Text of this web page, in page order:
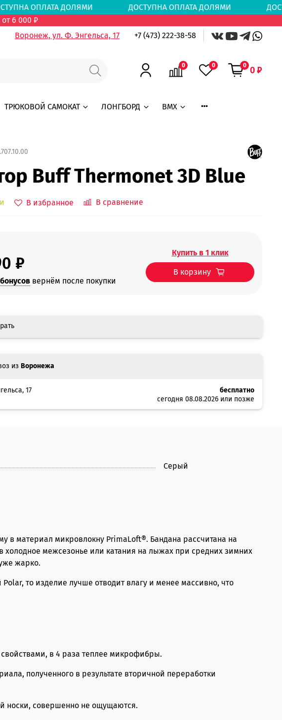
ОПЛАТА ДОЛЯМИ ДОСТУПНА ОПЛАТА ДОЛЯМИ
6 000 ₽
Воронеж, ул. Ф. Энгельса, 17 +7 (473) 222-38-58
0 0 0 0 ₽
ТРЮКОВОЙ САМОКАТ ЛОНГБОРД BMX
Buff Thermonet 3D Blue
В избранное В сравнение
₽
вернём после покупки
Купить в 1 клик
В корзину
из Воронежа
17
бесплатно
сегодня 08.08.2026 или позже
Серый
в материал микровлокну PrimaLoft®. Бандана рассчитана на
холодное межсезонье или катания на лыжах при средних зимних
жарко.
то изделие лучше отводит влагу и менее массивно, что
в 4 раза теплее микрофибры.
полученного в результате вторичной переработки
носки, совершенно не ощущаются.